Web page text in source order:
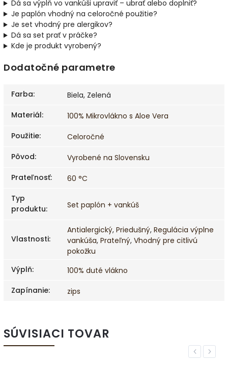
Dá sa výplň vo vankúši upraviť – ubrať alebo doplniť?
Je paplón vhodný na celoročné použitie?
Je set vhodný pre alergikov?
Dá sa set prať v práčke?
Kde je produkt vyrobený?
Dodatočné parametre
Farba:
Biela, Zelená
Materiál:
100% Mikrovlákno s Aloe Vera
Použitie:
Celoročné
Pôvod:
Vyrobené na Slovensku
Prateľnosť:
60 °C
Typ
produktu: Set paplón + vankúš
Vlastnosti:
Antialergický, Priedušný, Regulácia výplne
vankúša, Prateľný, Vhodný pre citlivú
pokožku
Výplň:
100% duté vlákno
Zapínanie: zips
SÚVISIACI TOVAR
Previous
Next